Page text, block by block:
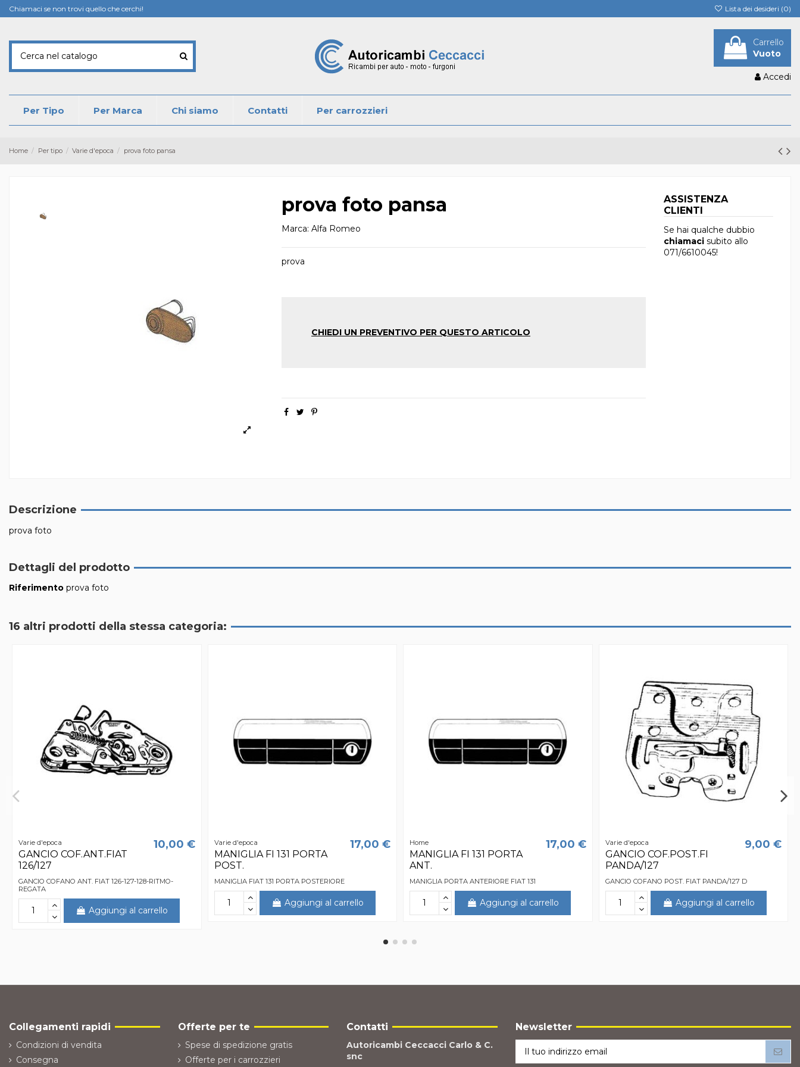
Chiamaci se non trovi quello che cerchi! Lista dei desideri (0)
Carrello
Vuoto
Accedi
Per Tipo Per Marca Chi siamo Contatti Per carrozzieri
Home Per tipo Varie d'epoca prova foto pansa
prova foto pansa
Marca: Alfa Romeo
prova
CHIEDI UN PREVENTIVO PER QUESTO ARTICOLO
ASSISTENZA
CLIENTI
Se hai qualche dubbio
chiamacisubito allo
071/6610045!
Descrizione
prova foto
Dettagli del prodotto
Riferimento prova foto
16 altri prodotti della stessa categoria:
Varie d'epoca
GANCIO COF.ANT.FIAT
126/127
10,00 €
GANCIO COFANO ANT. FIAT 126-127-128-RITMO-
REGATA
Aggiungi al carrello
Varie d'epoca
MANIGLIA FI 131 PORTA
POST.
17,00 €
MANIGLIA FIAT 131 PORTA POSTERIORE
Aggiungi al carrello
Home
MANIGLIA FI 131 PORTA
ANT.
17,00 €
MANIGLIA PORTA ANTERIORE FIAT 131
Aggiungi al carrello
Varie d'epoca
GANCIO COF.POST.FI
PANDA/127
9,00 €
GANCIO COFANO POST. FIAT PANDA/127 D
Aggiungi al carrello
Collegamenti rapidi
Condizioni di vendita
Consegna
Offerte per te
Spese di spedizione gratis
Offerte per i carrozzieri
Contatti
Autoricambi Ceccacci Carlo & C.
snc
Newsletter